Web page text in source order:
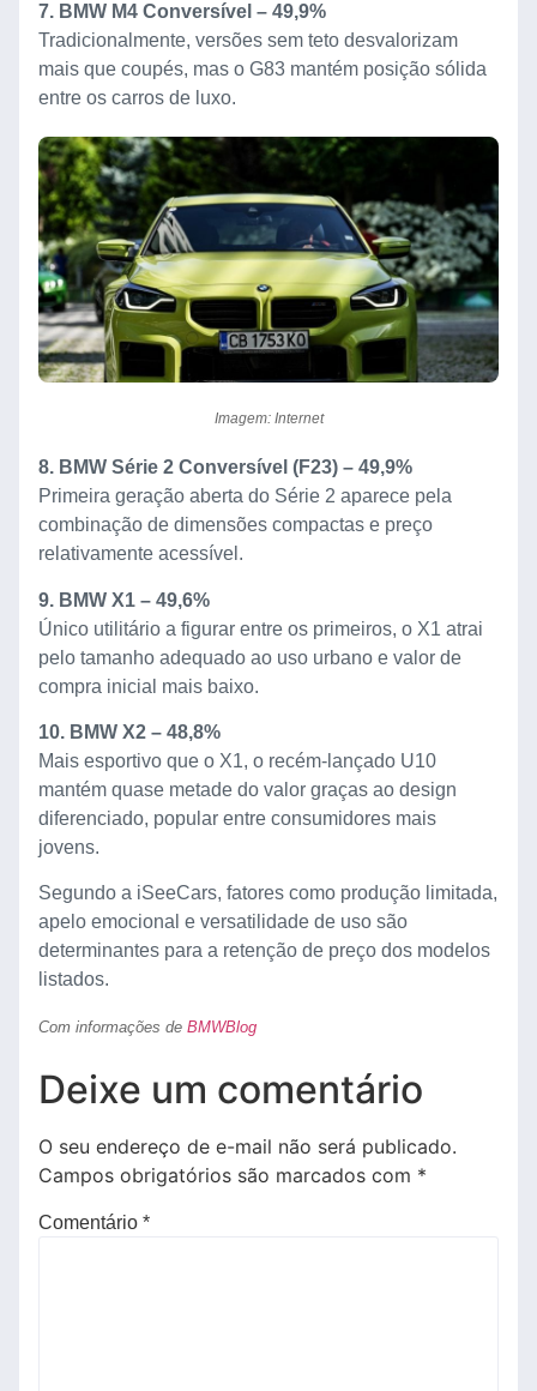
7. BMW M4 Conversível – 49,9%
Tradicionalmente, versões sem teto desvalorizam
mais que coupés, mas o G83 mantém posição sólida
entre os carros de luxo.
Imagem: Internet
8. BMW Série 2 Conversível (F23) – 49,9%
Primeira geração aberta do Série 2 aparece pela
combinação de dimensões compactas e preço
relativamente acessível.
9. BMW X1 – 49,6%
Único utilitário a figurar entre os primeiros, o X1 atrai
pelo tamanho adequado ao uso urbano e valor de
compra inicial mais baixo.
10. BMW X2 – 48,8%
Mais esportivo que o X1, o recém-lançado U10
mantém quase metade do valor graças ao design
diferenciado, popular entre consumidores mais
jovens.
Segundo a iSeeCars, fatores como produção limitada,
apelo emocional e versatilidade de uso são
determinantes para a retenção de preço dos modelos
listados.
Com informações de BMWBlog
Deixe um comentário
O seu endereço de e-mail não será publicado.
Campos obrigatórios são marcados com *
Comentário *